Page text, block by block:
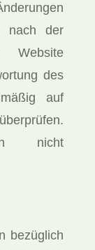
nach der
Website
des
auf
nicht
bezüglich